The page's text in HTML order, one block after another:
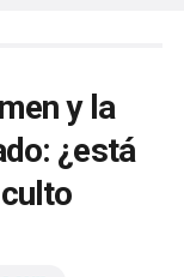
y la
¿está